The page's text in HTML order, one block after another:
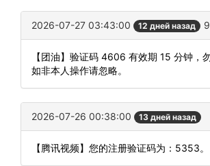
2026-07-27 03:43:00 12 дней назад
【团油】验证码 4606 有效期 15 分钟，
如非本人操作请忽略。
2026-07-26 00:38:00 13 дней назад
【腾讯视频】您的注册验证码为：5353。